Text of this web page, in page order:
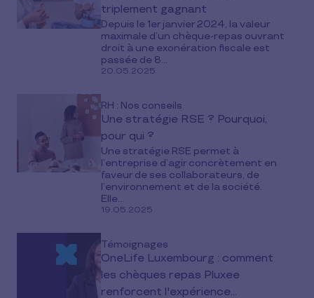
triplement gagnant
Depuis le 1er janvier 2024, la valeur
maximale d’un chèque-repas ouvrant
droit à une exonération fiscale est
passée de 8...
20.05.2025
RH : Nos conseils
Une stratégie RSE ? Pourquoi,
pour qui ?
Une stratégie RSE permet à
l’entreprise d’agir concrètement en
faveur de ses collaborateurs, de
l’environnement et de la société.
Elle...
19.05.2025
Témoignages
OneLife Luxembourg : comment
les chèques repas Pluxee
renforcent l'expérience